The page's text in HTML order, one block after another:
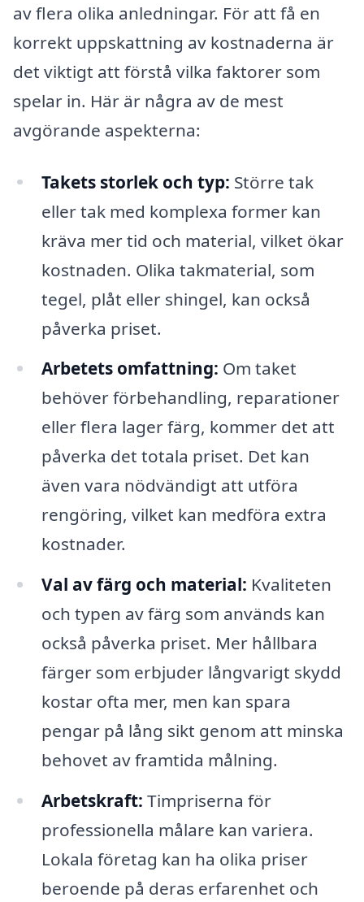
av flera olika anledningar. För att få en
korrekt uppskattning av kostnaderna är
det viktigt att förstå vilka faktorer som
spelar in. Här är några av de mest
avgörande aspekterna:
Takets storlek och typ: Större tak
eller tak med komplexa former kan
kräva mer tid och material, vilket ökar
kostnaden. Olika takmaterial, som
tegel, plåt eller shingel, kan också
påverka priset.
Arbetets omfattning: Om taket
behöver förbehandling, reparationer
eller flera lager färg, kommer det att
påverka det totala priset. Det kan
även vara nödvändigt att utföra
rengöring, vilket kan medföra extra
kostnader.
Val av färg och material: Kvaliteten
och typen av färg som används kan
också påverka priset. Mer hållbara
färger som erbjuder långvarigt skydd
kostar ofta mer, men kan spara
pengar på lång sikt genom att minska
behovet av framtida målning.
Arbetskraft: Timpriserna för
professionella målare kan variera.
Lokala företag kan ha olika priser
beroende på deras erfarenhet och